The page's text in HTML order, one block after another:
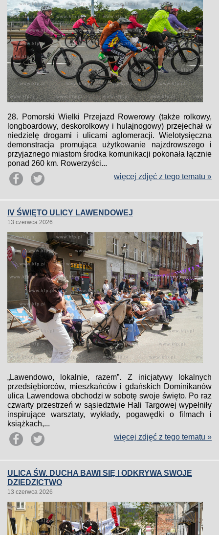
28. Pomorski Wielki Przejazd Rowerowy (także rolkowy,
longboardowy, deskorolkowy i hulajnogowy) przejechał w
niedzielę drogami i ulicami aglomeracji. Wielotysięczna
demonstracja promująca użytkowanie najzdrowszego i
przyjaznego miastom środka komunikacji pokonała łącznie
ponad 260 km. Rowerzyści...
więcej zdjęć z tego tematu »
IV ŚWIĘTO ULICY LAWENDOWEJ
13 czerwca 2026
„Lawendowo, lokalnie, razem”. Z inicjatywy lokalnych
przedsiębiorców, mieszkańców i gdańskich Dominikanów
ulica Lawendowa obchodzi w sobotę swoje święto. Po raz
czwarty przestrzeń w sąsiedztwie Hali Targowej wypełniły
inspirujące warsztaty, wykłady, pogawędki o filmach i
książkach,...
więcej zdjęć z tego tematu »
ULICA ŚW. DUCHA BAWI SIĘ I ODKRYWA SWOJE
DZIEDZICTWO
13 czerwca 2026